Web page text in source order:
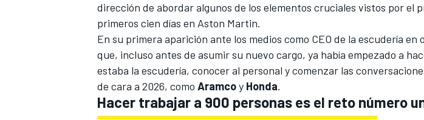
dirección de abordar algunos de los elementos cruciales vistos por el
primeros cien días en Aston Martin.
En su primera aparición ante los medios como CEO de la escudería en
que, incluso antes de asumir su nuevo cargo, ya había empezado a
estaba la escudería, conocer al personal y comenzar las
de cara a 2026, como Aramcoy Honda.
Hacer trabajar a 900 personas es el reto número